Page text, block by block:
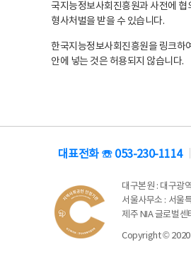
국지능정보사회진흥원과 사전에
형사처벌을 받을 수 있습니다.
한국지능정보사회진흥원을 링크하
안에 넣는 것은 허용되지 않습니다.
대표전화 ☏ 053-230-1114
대구본원 : 대구광
서울사무소 : 서울
제주 NIA 글로벌센
Copyright © 2020